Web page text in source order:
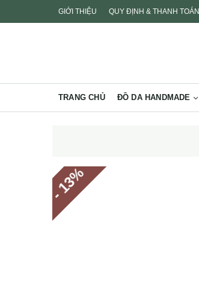
GIỚI THIỆU QUY ĐỊNH & THANH TOÁN
TRANG CHỦ ĐỒ DA HANDMADE
- 13
%